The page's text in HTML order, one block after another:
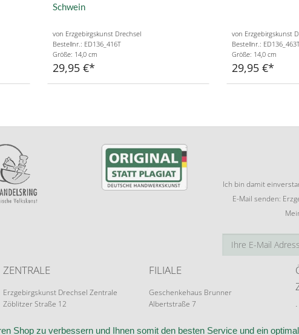
Schwein
von Erzgebirgskunst Drechsel
Bestellnr.: ED136_416T
Größe: 14,0 cm
29,95 €
von Erzgebirgskunst
Bestellnr.:
Größe: 14,0 cm
29,95 €
Ich bin damit
E-Mail senden:
ZENTRALE
Erzgebirgskunst Drechsel Zentrale
Zöblitzer Straße 12
FILIALE
Geschenkehaus Brunner
Albertstraße 7
Shop zu verbessern und Ihnen somit den besten Service und ein